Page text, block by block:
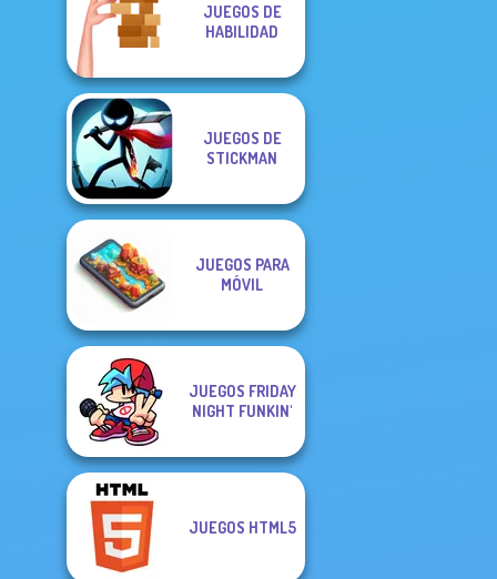
JUEGOS DE
HABILIDAD
JUEGOS DE
STICKMAN
JUEGOS PARA
MÓVIL
JUEGOS FRIDAY
NIGHT FUNKIN'
JUEGOS HTML5